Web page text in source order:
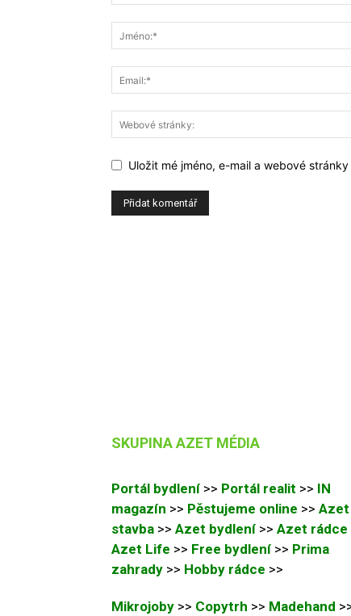
Uložit mé jméno, e-mail a webové
SKUPINA AZET MÉDIA
Portál bydlení >> Portál realit >> IN
magazín >> Pěstujeme online >> Azet
stavba >> Azet bydlení >> Azet rádce
Azet Life >> Free bydlení >> Prima
zahrady >> Hobby rádce >>
Mikrojoby >> Copytrh >> Madehand